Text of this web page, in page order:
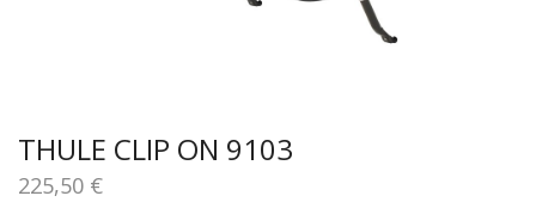
THULE CLIP ON 9103
225,50 €